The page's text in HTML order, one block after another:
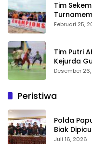
Tim
Februari 25,
Tim Putri
Kejurda
Desember
Peristiwa
Polda
Biak
Juli 16, 2026